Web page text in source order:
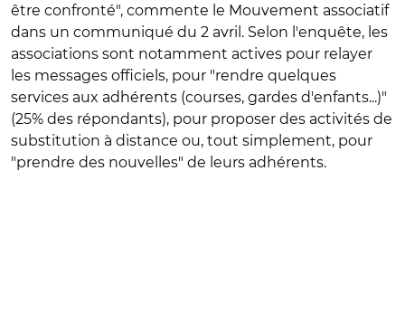
être confronté", commente le Mouvement associatif
dans un communiqué du 2 avril. Selon l'enquête, les
associations sont notamment actives pour relayer
les messages officiels, pour "rendre quelques
services aux adhérents (courses, gardes d'enfants...)"
(25% des répondants), pour proposer des activités de
substitution à distance ou, tout simplement, pour
"prendre des nouvelles" de leurs adhérents.